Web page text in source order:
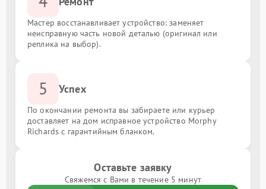
Мастер восстанавливает устройство: заменяет
неисправную часть новой деталью (оригинал или
реплика на выбор).
5 Успех
По окончании ремонта вы забираете или курьер
доставляет на дом исправное устройство Morphy
Richards с гарантийным бланком.
Оставьте заявку
Свяжемся с Вами в течение 5 минут